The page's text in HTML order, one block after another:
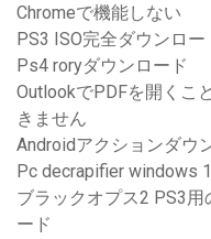
Chromeで機能しない
PS3 ISO完全ダウンロー
Ps4 roryダウンロード
OutlookでPDFを開くこ
きません
Androidアクションダウ
Pc decrapifier windows
ブラックオプス2 PS3
ード